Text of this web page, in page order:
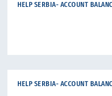
HELP SERBIA- ACCOUNT
HELP SERBIA- ACCOUNT